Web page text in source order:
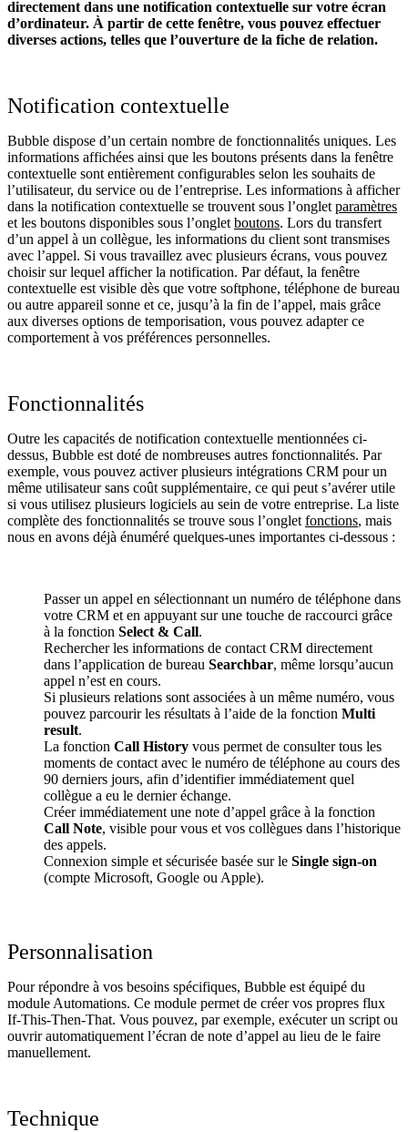
directement dans une notification contextuelle sur votre écran
d’ordinateur. À partir de cette fenêtre, vous pouvez effectuer
diverses actions, telles que l’ouverture de la fiche de relation.
Notification contextuelle
Bubble dispose d’un certain nombre de fonctionnalités uniques. Les
informations affichées ainsi que les boutons présents dans la fenêtre
contextuelle sont entièrement configurables selon les souhaits de
l’utilisateur, du service ou de l’entreprise. Les informations à afficher
dans la notification contextuelle se trouvent sous l’onglet paramètres
et les boutons disponibles sous l’onglet boutons. Lors du transfert
d’un appel à un collègue, les informations du client sont transmises
avec l’appel. Si vous travaillez avec plusieurs écrans, vous pouvez
choisir sur lequel afficher la notification. Par défaut, la fenêtre
contextuelle est visible dès que votre softphone, téléphone de bureau
ou autre appareil sonne et ce, jusqu’à la fin de l’appel, mais grâce
aux diverses options de temporisation, vous pouvez adapter ce
comportement à vos préférences personnelles.
Fonctionnalités
Outre les capacités de notification contextuelle mentionnées ci-
dessus, Bubble est doté de nombreuses autres fonctionnalités. Par
exemple, vous pouvez activer plusieurs intégrations CRM pour un
même utilisateur sans coût supplémentaire, ce qui peut s’avérer utile
si vous utilisez plusieurs logiciels au sein de votre entreprise. La liste
complète des fonctionnalités se trouve sous l’onglet fonctions, mais
nous en avons déjà énuméré quelques-unes importantes ci-dessous :
Passer un appel en sélectionnant un numéro de téléphone dans
votre CRM et en appuyant sur une touche de raccourci grâce
à la fonction Select & Call.
Rechercher les informations de contact CRM directement
dans l’application de bureau Searchbar, même lorsqu’aucun
appel n’est en cours.
Si plusieurs relations sont associées à un même numéro, vous
pouvez parcourir les résultats à l’aide de la fonction Multi
result.
La fonction Call History vous permet de consulter tous les
moments de contact avec le numéro de téléphone au cours des
90 derniers jours, afin d’identifier immédiatement quel
collègue a eu le dernier échange.
Créer immédiatement une note d’appel grâce à la fonction
Call Note, visible pour vous et vos collègues dans l’historique
des appels.
Connexion simple et sécurisée basée sur le Single sign-on
(compte Microsoft, Google ou Apple).
Personnalisation
Pour répondre à vos besoins spécifiques, Bubble est équipé du
module Automations. Ce module permet de créer vos propres flux
If-This-Then-That. Vous pouvez, par exemple, exécuter un script ou
ouvrir automatiquement l’écran de note d’appel au lieu de le faire
manuellement.
Technique